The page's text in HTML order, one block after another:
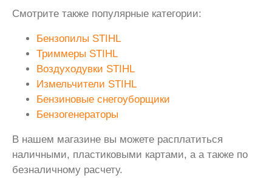
Смотрите также популярные категории:
Бензопилы STIHL
Триммеры STIHL
Воздуходувки STIHL
Измельчители STIHL
Бензиновые снегоуборщики
Бензогенераторы
В нашем магазине вы можете расплатиться
наличными, пластиковыми картами, а а также по
безналичному расчету.